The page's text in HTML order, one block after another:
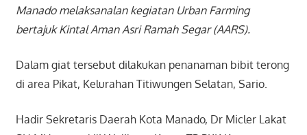
Manado melaksanalan kegiatan Urban Farming
bertajuk Kintal Aman Asri Ramah Segar (AARS).
Dalam giat tersebut dilakukan penanaman bibit terong
di area Pikat, Kelurahan Titiwungen Selatan, Sario.
Hadir Sekretaris Daerah Kota Manado, Dr Micler Lakat